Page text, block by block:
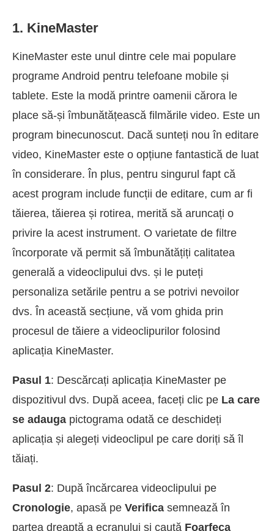
1. KineMaster
KineMaster este unul dintre cele mai populare
programe Android pentru telefoane mobile și
tablete. Este la modă printre oamenii cărora le
place să-și îmbunătățească filmările video. Este un
program binecunoscut. Dacă sunteți nou în editare
video, KineMaster este o opțiune fantastică de luat
în considerare. În plus, pentru singurul fapt că
acest program include funcții de editare, cum ar fi
tăierea, tăierea și rotirea, merită să aruncați o
privire la acest instrument. O varietate de filtre
încorporate vă permit să îmbunătățiți calitatea
generală a videoclipului dvs. și le puteți
personaliza setările pentru a se potrivi nevoilor
dvs. În această secțiune, vă vom ghida prin
procesul de tăiere a videoclipurilor folosind
aplicația KineMaster.
Pasul 1: Descărcați aplicația KineMaster pe
dispozitivul dvs. După aceea, faceți clic pe La care
se adauga pictograma odată ce deschideți
aplicația și alegeți videoclipul pe care doriți să îl
tăiați.
Pasul 2: După încărcarea videoclipului pe
Cronologie, apasă pe Verifica semnează în
partea dreaptă a ecranului și caută Foarfeca